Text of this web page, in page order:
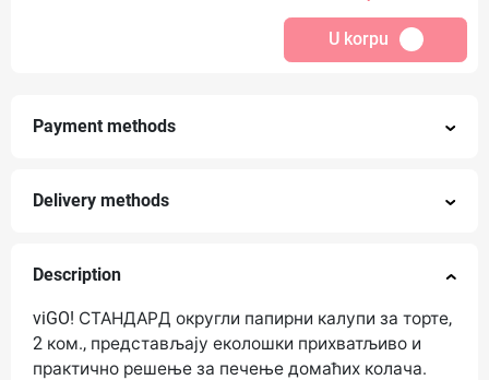
U korpu
Payment methods
Delivery methods
Description
viGO! СТАНДАРД округли папирни калупи за торте,
2 ком., представљају еколошки прихватљиво и
практично решење за печење домаћих колача.